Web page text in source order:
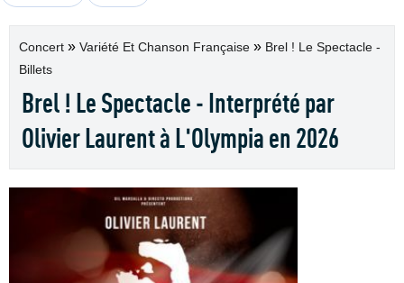
Concert » Variété Et Chanson Française » Brel ! Le Spectacle -
Billets
Brel ! Le Spectacle - Interprété par
Olivier Laurent à L'Olympia en 2026